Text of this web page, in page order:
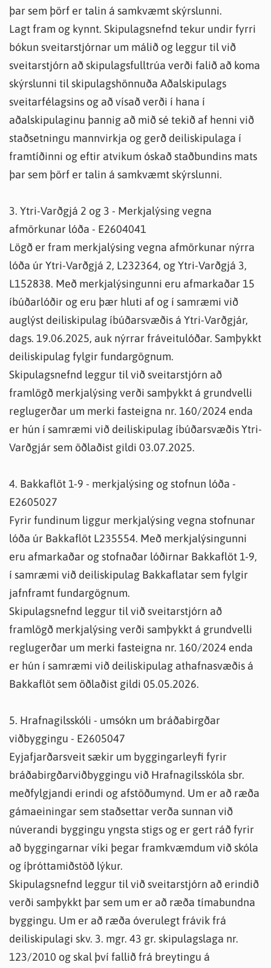
þar sem þörf er talin á samkvæmt skýrslunni.
Lagt fram og kynnt. Skipulagsnefnd tekur undir fyrri
bókun sveitarstjórnar um málið og leggur til við
sveitarstjórn að skipulagsfulltrúa verði falið að koma
skýrslunni til skipulagshönnuða Aðalskipulags
sveitarfélagsins og að vísað verði í hana í
aðalskipulaginu þannig að mið sé tekið af henni við
staðsetningu mannvirkja og gerð deiliskipulaga í
framtíðinni og eftir atvikum óskað staðbundins mats
þar sem þörf er talin á samkvæmt skýrslunni.
3. Ytri-Varðgjá 2 og 3 - Merkjalýsing vegna
afmörkunar lóða - E2604041
Lögð er fram merkjalýsing vegna afmörkunar nýrra
lóða úr Ytri-Varðgjá 2, L232364, og Ytri-Varðgjá 3,
L152838. Með merkjalýsingunni eru afmarkaðar 15
íbúðarlóðir og eru þær hluti af og í samræmi við
auglýst deiliskipulag íbúðarsvæðis á Ytri-Varðgjár,
dags. 19.06.2025, auk nýrrar fráveitulóðar. Samþykkt
deiliskipulag fylgir fundargögnum.
Skipulagsnefnd leggur til við sveitarstjórn að
framlögð merkjalýsing verði samþykkt á grundvelli
reglugerðar um merki fasteigna nr. 160/2024 enda
er hún í samræmi við deiliskipulag íbúðarsvæðis Ytri-
Varðgjár sem öðlaðist gildi 03.07.2025.
4. Bakkaflöt 1-9 - merkjalýsing og stofnun lóða -
E2605027
Fyrir fundinum liggur merkjalýsing vegna stofnunar
lóða úr Bakkaflöt L235554. Með merkjalýsingunni
eru afmarkaðar og stofnaðar lóðirnar Bakkaflöt 1-9,
í samræmi við deiliskipulag Bakkaflatar sem fylgir
jafnframt fundargögnum.
Skipulagsnefnd leggur til við sveitarstjórn að
framlögð merkjalýsing verði samþykkt á grundvelli
reglugerðar um merki fasteigna nr. 160/2024 enda
er hún í samræmi við deiliskipulag athafnasvæðis á
Bakkaflöt sem öðlaðist gildi 05.05.2026.
5. Hrafnagilsskóli - umsókn um bráðabirgðar
viðbyggingu - E2605047
Eyjafjarðarsveit sækir um byggingarleyfi fyrir
bráðabirgðarviðbyggingu við Hrafnagilsskóla sbr.
meðfylgjandi erindi og afstöðumynd. Um er að ræða
gámaeiningar sem staðsettar verða sunnan við
núverandi byggingu yngsta stigs og er gert ráð fyrir
að byggingarnar víki þegar framkvæmdum við skóla
og íþróttamiðstöð lýkur.
Skipulagsnefnd leggur til við sveitarstjórn að erindið
verði samþykkt þar sem um er að ræða tímabundna
byggingu. Um er að ræða óverulegt frávik frá
deiliskipulagi skv. 3. mgr. 43 gr. skipulagslaga nr.
123/2010 og skal því fallið frá breytingu á